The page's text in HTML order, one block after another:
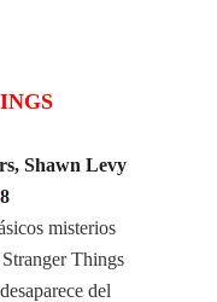
Shawn Levy
8
misterios
Things
del